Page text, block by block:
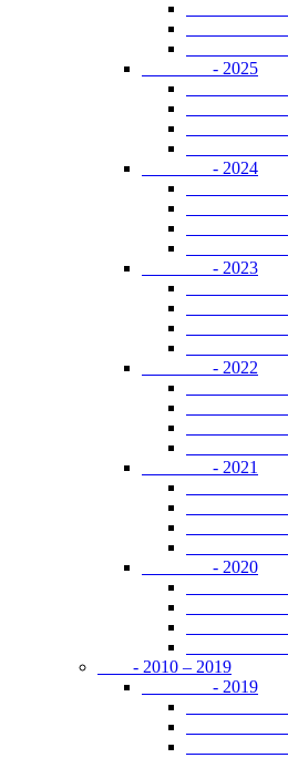
- 02-
- 03-
- 04-
- 2025
- 01-
- 02-
- 03-
- 04-
- 2024
- 01-
- 02-
- 03-
- 04-
- 2023
- 01-
- 02-
- 03-
- 04-
- 2022
- 01-
- 02-
- 03-
- 04-
- 2021
- 01-
- 02-
- 03-
- 04-
- 2020
- 01-
- 02-
- 03-
- 04-
- 2010 – 2019
- 2019
- 01-
- 02-
- 03-